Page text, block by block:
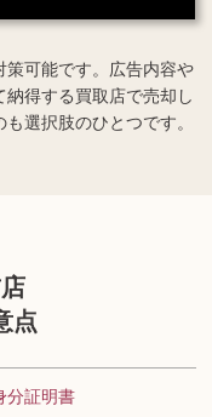
策可能です。広告内容や
得する買取店で売却し
選択肢のひとつです。
点
分証明書